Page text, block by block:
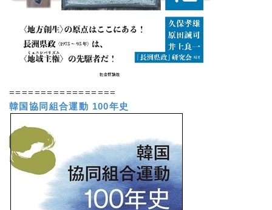
=================
韓国協同組合運動 100年史